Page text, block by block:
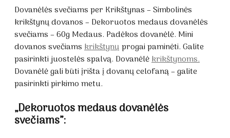
Dovanėlės svečiams per Krikštynas – Simbolinės
krikštynų dovanos – Dekoruotos medaus dovanėlės
svečiams – 60g Medaus. Padėkos dovanėlė. Mini
dovanos svečiamskrikštynųprogai paminėti. Galite
pasirinkti juostelės spalvą. Dovanėlėkrikštynoms.
Dovanėlė gali būti įrišta į dovanų celofaną – galite
pasirinkti pirkimo metu.
„Dekoruotos medaus dovanėlės
svečiams”: